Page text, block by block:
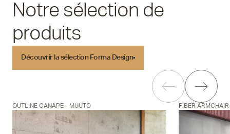
Notre sélection de
produits
Découvrir la sélection Forma Design
Découvrir la sélection Forma Design
OUTLINE CANAPE - MUUTO FIBER